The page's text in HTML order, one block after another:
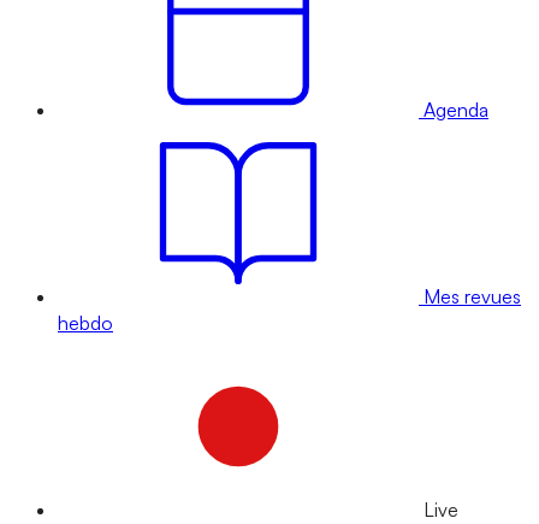
Agenda
Mes revues
hebdo
Live